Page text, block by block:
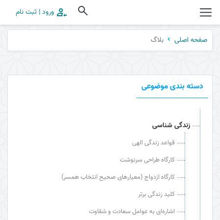
ورود | ثبت نام
صفحه اصلی بلاگ
دسته بندی موضوعی
زندگی شناسی
قواعد زندگی الهی
کارگاه طراحی سرنوشت
کارگاه ازدواج (معیارهای صحیح انتخاب همسر)
کلید زندگی برتر
اشاره‌ای به عوامل سعادت و شقاوت